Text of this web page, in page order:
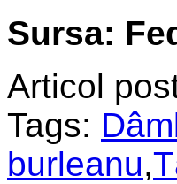
Sursa:
Articol
Tags:
burleanu,